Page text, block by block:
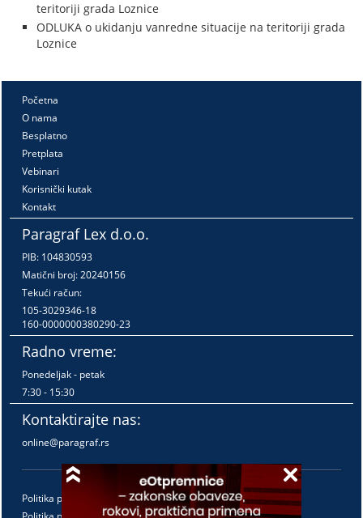
teritoriji grada Loznice
ODLUKA o ukidanju vanredne situacije na teritoriji grada
Loznice
Početna
O nama
Besplatno
Pretplata
Vebinari
Korisnički kutak
Kontakt
Paragraf Lex d.o.o.
PIB: 104830593
Matični broj: 20240156
Tekući račun:
105-3029346-18
160-0000000380290-23
Radno vreme:
Ponedeljak - petak
7:30 - 15:30
Kontaktirajte nas:
online@paragraf.rs
Politika privatnosti